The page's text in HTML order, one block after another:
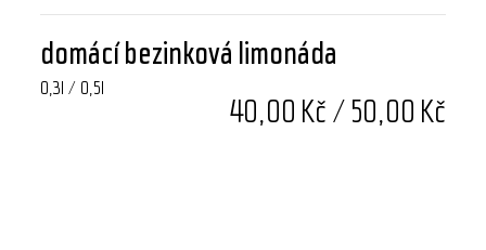
domácí bezinková limonáda
40,00 Kč / 50,00 Kč
0,3l / 0,5l